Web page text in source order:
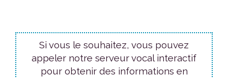
Si vous le souhaitez, vous pouvez
appeler notre serveur vocal interactif
pour obtenir des informations en